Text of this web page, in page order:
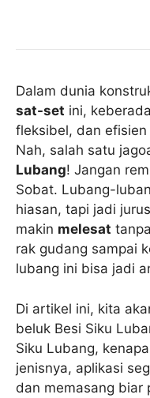
Dalam dunia
sat-set ini,
fleksibel, dan
Nah, salah satu
Lubang! Jangan
Sobat. Lubang-
hiasan, tapi jadi
makin melesat
rak gudang sampai
lubang ini bisa jadi
Di artikel ini, kita
beluk Besi Siku
Siku Lubang,
jenisnya, aplikasi
dan memasang biar